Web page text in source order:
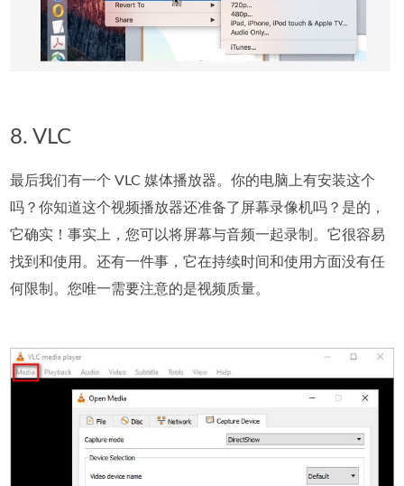
8. VLC
最后我们有一个 VLC 媒体播放器。你的电脑上有安装这个
吗？你知道这个视频播放器还准备了屏幕录像机吗？是的，
它确实！事实上，您可以将屏幕与音频一起录制。它很容易
找到和使用。还有一件事，它在持续时间和使用方面没有任
何限制。您唯一需要注意的是视频质量。